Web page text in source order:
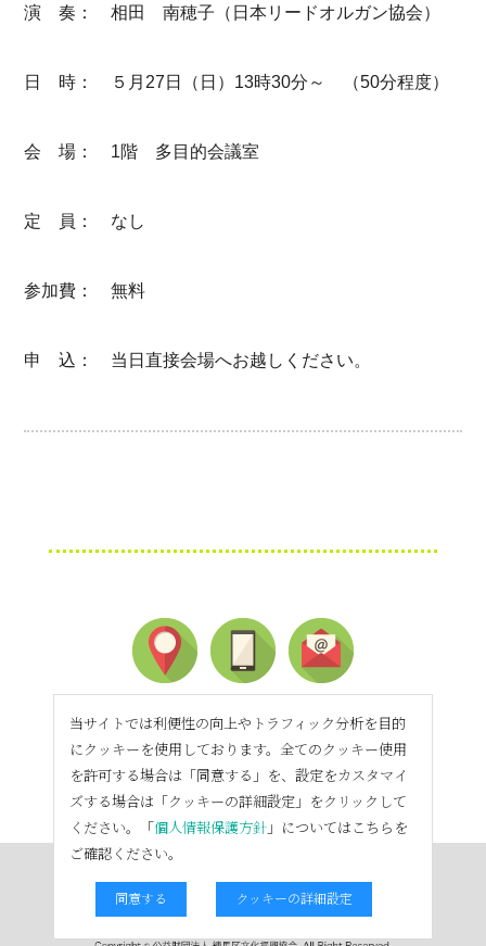
演 奏： 相田 南穂子（日本リードオルガン協会）
日 時： ５月27日（日）13時30分～ （50分程度）
会 場： 1階 多目的会議室
定 員： なし
参加費： 無料
申 込： 当日直接会場へお越しください。
当サイトでは利便性の向上やトラフィック分析を目的
にクッキーを使用しております。全てのクッキー使用
を許可する場合は「同意する」を、設定をカスタマイ
ズする場合は「クッキーの詳細設定」をクリックして
ください。「個人情報保護方針 」についてはこちらを
ご確認ください。
同意する クッキーの詳細設定